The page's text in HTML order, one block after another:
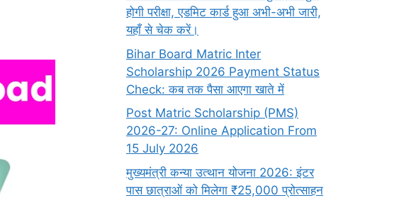
होगी परीक्षा, एडमिट कार्ड हुआ अभी-अभी जारी,
यहाँ से चेक करें।
Bihar Board Matric Inter
Scholarship 2026 Payment Status
Check: कब तक पैसा आएगा खाते में
Post Matric Scholarship (PMS)
2026-27: Online Application From
15 July 2026
मुख्यमंत्री कन्या उत्थान योजना 2026: इंटर
पास छात्राओं को मिलेगा ₹25,000 प्रोत्साहन